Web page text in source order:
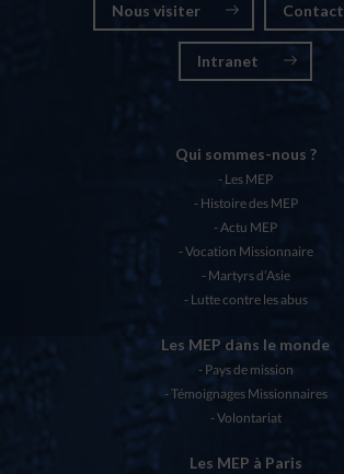
Nous visiter Contact
Intranet
Qui sommes-nous ?
Les MEP
Histoire des MEP
Actu MEP
Vocation Missionnaire
Martyrs d’Asie
Lutte contre les abus
Les MEP dans le monde
Pays de mission
Témoignages Missionnaires
Volontariat
Les MEP à Paris